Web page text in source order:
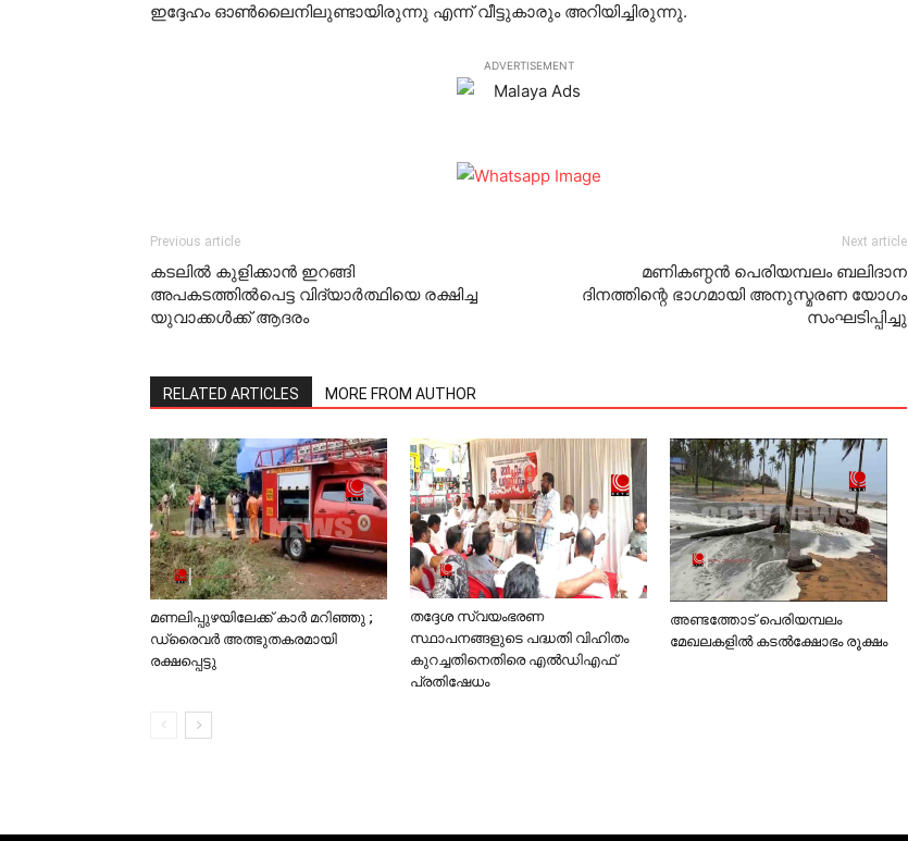
ഇദ്ദേഹം ഓൺലൈനിലുണ്ടായിരുന്നു എന്ന് വീട്ടുകാരും അറിയിച്ചിരുന്നു.
ADVERTISEMENT
Previous article
കടലില്‍ കുളിക്കാന്‍ ഇറങ്ങി
അപകടത്തില്‍പെട്ട വിദ്യാര്‍ത്ഥിയെ രക്ഷിച്ച
യുവാക്കള്‍ക്ക് ആദരം
Next article
മണികണ്ഠന്‍ പെരിയമ്പലം ബലിദാന
ദിനത്തിന്റെ ഭാഗമായി അനുസ്മരണ യോഗം
സംഘടിപ്പിച്ചു
RELATED ARTICLES MORE FROM AUTHOR
മണലിപ്പുഴയിലേക്ക് കാര്‍ മറിഞ്ഞു ;
ഡ്രൈവര്‍ അത്ഭുതകരമായി
രക്ഷപ്പെട്ടു
തദ്ദേശ സ്വയംഭരണ
സ്ഥാപനങ്ങളുടെ പദ്ധതി വിഹിതം
കുറച്ചതിനെതിരെ എൽഡിഎഫ്
പ്രതിഷേധം
അണ്ടത്തോട് പെരിയമ്പലം
മേഖലകളില്‍ കടല്‍ക്ഷോഭം രൂക്ഷം